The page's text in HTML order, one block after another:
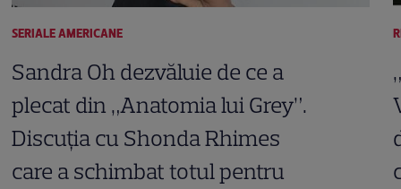
SERIALE AMERICANE
Sandra Oh dezvăluie de ce a
plecat din „Anatomia lui Grey”.
Discuția cu Shonda Rhimes
care a schimbat totul pentru